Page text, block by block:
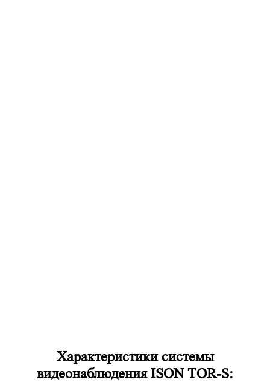
Характеристики системы
видеонаблюдения ISON TOR-S: